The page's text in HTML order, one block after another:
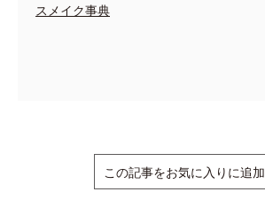
スメイク事典
この記事をお気に入りに追加